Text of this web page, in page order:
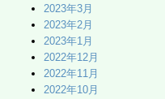
2023年3月
2023年2月
2023年1月
2022年12月
2022年11月
2022年10月